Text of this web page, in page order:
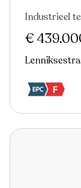
Industrieel
€